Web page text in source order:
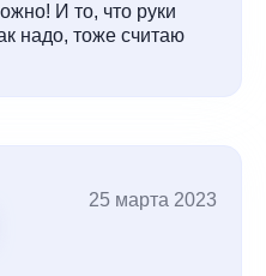
И то, что руки
надо, тоже считаю
25 марта 2023